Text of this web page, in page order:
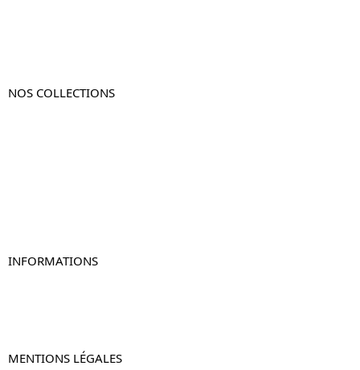
NOS COLLECTIONS
INFORMATIONS
MENTIONS LÉGALES